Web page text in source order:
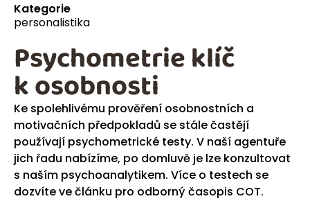
Kategorie
personalistika
Ke spolehlivému prověření osobnostních a
motivačních předpokladů se stále častějí
používají psychometrické testy. V naší agentuře
jich řadu nabízíme, po domluvě je lze konzultovat
s naším psychoanalytikem. Více o testech se
dozvíte ve článku pro odborný časopis COT.
Psychometrie klíč
k osobnosti